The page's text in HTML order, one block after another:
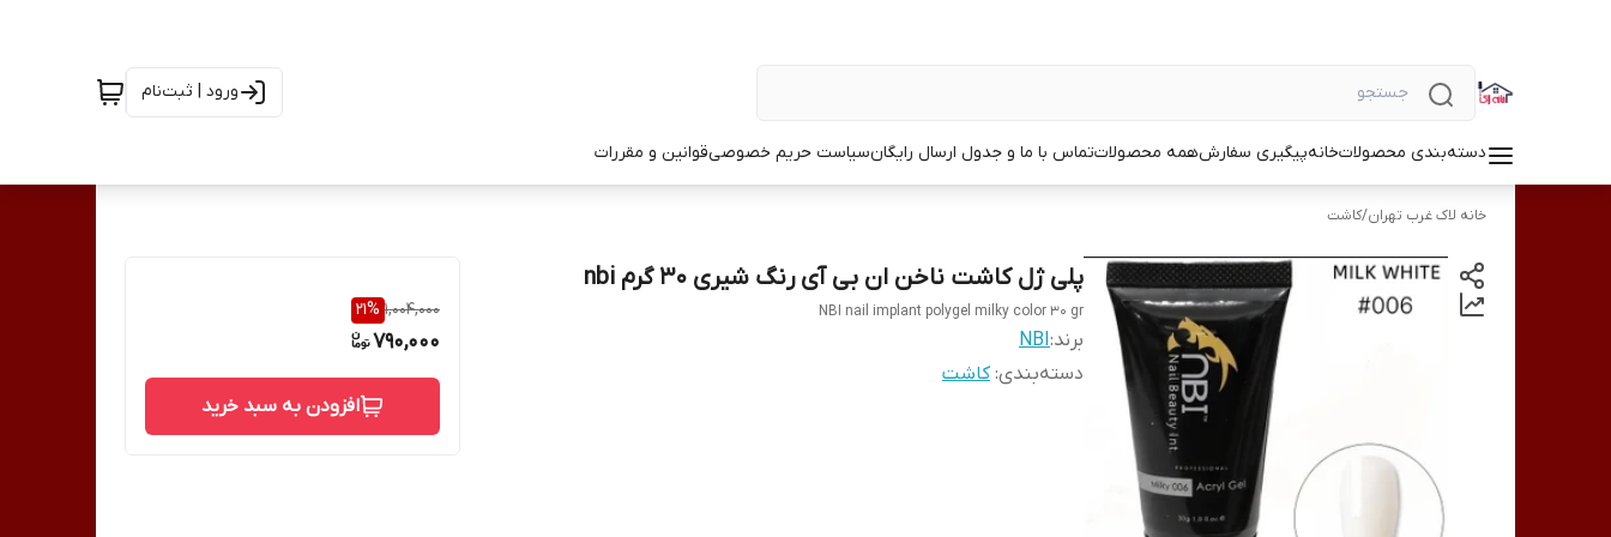
ورود | ثبت‌نام
دسته‌بندی محصولاتخانهپیگیری سفارشهمه محصولاتتماس با ما و جدول ارسال رایگانسیاست حریم خصوصیقوانین و مقررات
خانه لاک غرب تهران/کاشت
پلی ژل کاشت ناخن ان بی آی رنگ شیری 30 گرم nbi
NBI nail implant polygel milky color 30 gr
برند:NBI
دسته‌بندی:کاشت
1,004,000
21%
790,000
افزودن به سبد خرید